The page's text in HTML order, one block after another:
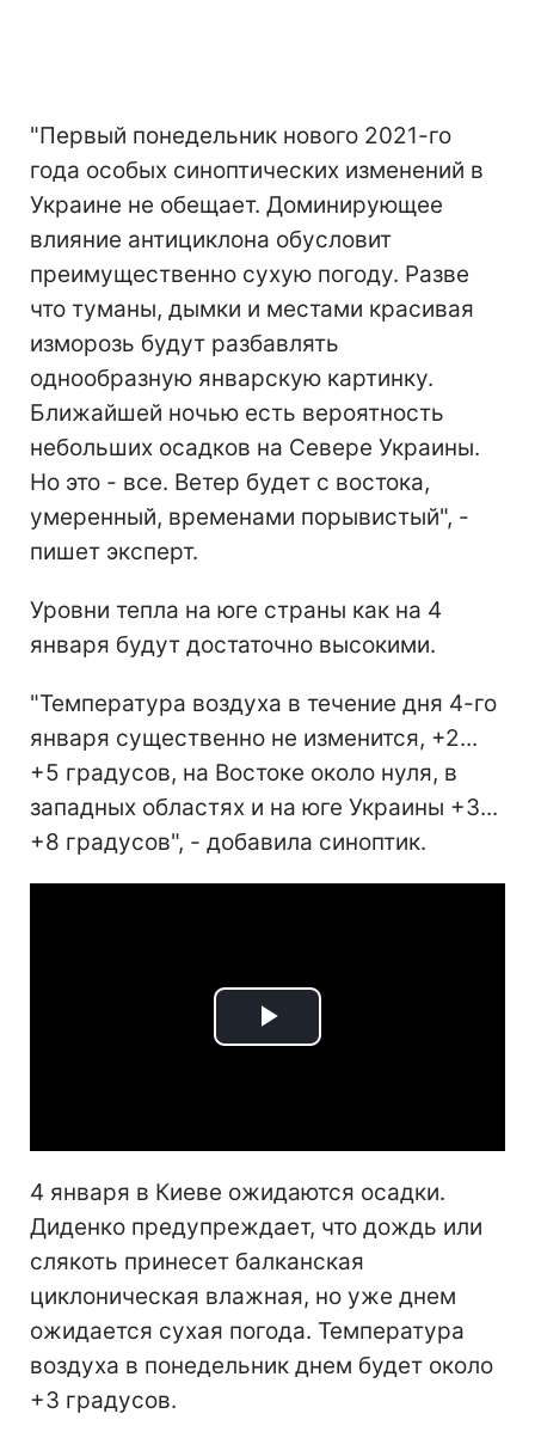
"Первый понедельник нового 2021-го
года особых синоптических изменений в
Украине не обещает. Доминирующее
влияние антициклона обусловит
преимущественно сухую погоду. Разве
что туманы, дымки и местами красивая
изморозь будут разбавлять
однообразную январскую картинку.
Ближайшей ночью есть вероятность
небольших осадков на Севере Украины.
Но это - все. Ветер будет с востока,
умеренный, временами порывистый", -
пишет эксперт.
Уровни тепла на юге страны как на 4
января будут достаточно высокими.
"Температура воздуха в течение дня 4-го
января существенно не изменится, +2...
+5 градусов, на Востоке около нуля, в
западных областях и на юге Украины +3...
+8 градусов", - добавила синоптик.
Play
4 января в Киеве ожидаются осадки.
Диденко предупреждает, что дождь или
слякоть принесет балканская
циклоническая влажная, но уже днем
ожидается сухая погода. Температура
воздуха в понедельник днем будет около
+3 градусов.